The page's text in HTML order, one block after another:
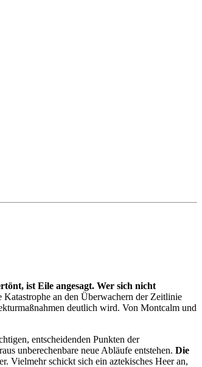
ist Eile angesagt. Wer sich nicht
Katastrophe an den Überwachern der Zeitlinie
deutlich wird. Von Montcalm und
entscheidenden Punkten der
unberechenbare neue Abläufe entstehen. Die
Vielmehr schickt sich ein aztekisches Heer an,